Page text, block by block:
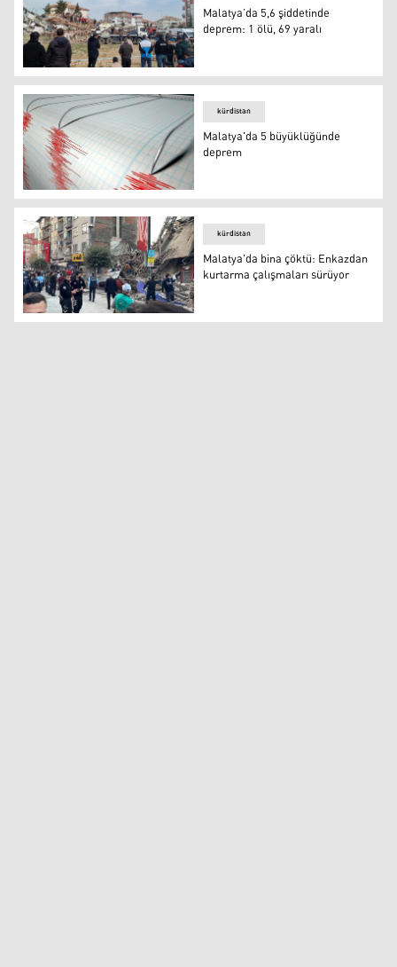
Malatya’da 5,6 şiddetinde deprem: 1 ölü, 69 yaralı
Malatya’da 5,6 şiddetinde
deprem: 1 ölü, 69 yaralı
Malatya'da 5 büyüklüğünde deprem
kürdistan
Malatya'da 5 büyüklüğünde
deprem
Malatya'da bina çöktü: Enkazdan kurtarma çalışmaları
kürdistan
Malatya'da bina çöktü: Enkazdan
kurtarma çalışmaları sürüyor